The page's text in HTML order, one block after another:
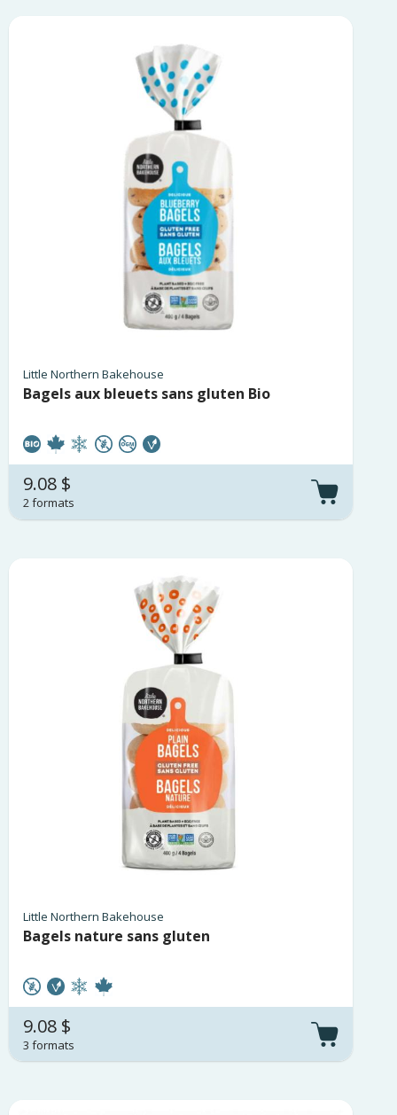
Little Northern Bakehouse
Bagels aux bleuets sans gluten Bio
9.08 $
2 formats
Little Northern Bakehouse
Bagels nature sans gluten
9.08 $
3 formats